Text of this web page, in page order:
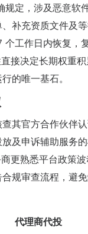
定，涉及恶意软
补充资质文件及
工作日内恢复，
接决定长期权重
的唯一基石。
其官方合作伙伴
及申诉辅助服务的
更熟悉平台政策
规审查流程，避免
代理商代投